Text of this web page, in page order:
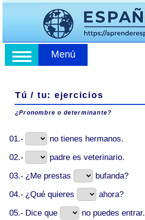
Menú
Tú / tu: ejercicios
¿Pronombre o determinante?
01.-
no tienes hermanos.
02.-
padre es veterinario.
03.- ¿Me prestas
bufanda?
04.- ¿Qué quieres
ahora?
05.- Dice que
no puedes entrar.